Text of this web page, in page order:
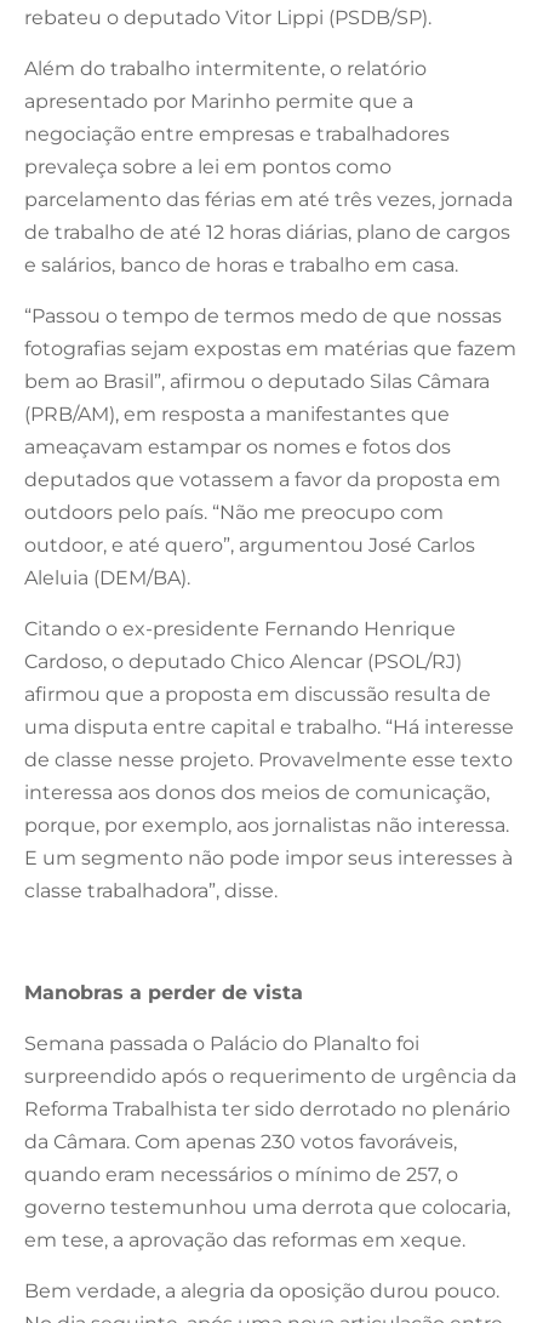
rebateu o deputado Vitor Lippi (PSDB/SP).
Além do trabalho intermitente, o relatório
apresentado por Marinho permite que a
negociação entre empresas e trabalhadores
prevaleça sobre a lei em pontos como
parcelamento das férias em até três vezes, jornada
de trabalho de até 12 horas diárias, plano de cargos
e salários, banco de horas e trabalho em casa.
“Passou o tempo de termos medo de que nossas
fotografias sejam expostas em matérias que fazem
bem ao Brasil”, afirmou o deputado Silas Câmara
(PRB/AM), em resposta a manifestantes que
ameaçavam estampar os nomes e fotos dos
deputados que votassem a favor da proposta em
outdoors pelo país. “Não me preocupo com
outdoor, e até quero”, argumentou José Carlos
Aleluia (DEM/BA).
Citando o ex-presidente Fernando Henrique
Cardoso, o deputado Chico Alencar (PSOL/RJ)
afirmou que a proposta em discussão resulta de
uma disputa entre capital e trabalho. “Há interesse
de classe nesse projeto. Provavelmente esse texto
interessa aos donos dos meios de comunicação,
porque, por exemplo, aos jornalistas não interessa.
E um segmento não pode impor seus interesses à
classe trabalhadora”, disse.
Manobras a perder de vista
Semana passada o Palácio do Planalto foi
surpreendido após o requerimento de urgência da
Reforma Trabalhista ter sido derrotado no plenário
da Câmara. Com apenas 230 votos favoráveis,
quando eram necessários o mínimo de 257, o
governo testemunhou uma derrota que colocaria,
em tese, a aprovação das reformas em xeque.
Bem verdade, a alegria da oposição durou pouco.